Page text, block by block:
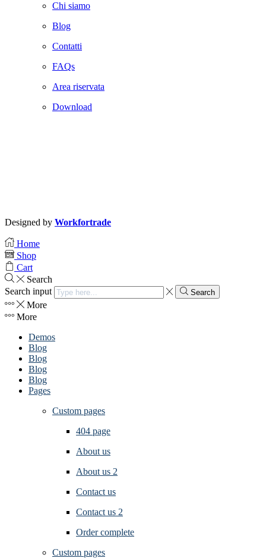
Chi siamo
Blog
Contatti
FAQs
Area riservata
Download
Designed by Workfortrade
Home
Shop
Cart
Search
Search input
Search
More
More
Demos
Blog
Blog
Blog
Blog
Pages
Custom pages
404 page
About us
About us 2
Contact us
Contact us 2
Order complete
Custom pages